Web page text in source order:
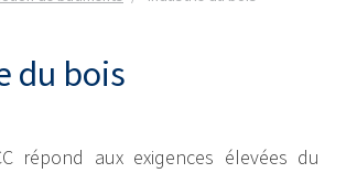
du bois
répond aux exigences élevées du